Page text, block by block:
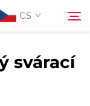
CS
svárací